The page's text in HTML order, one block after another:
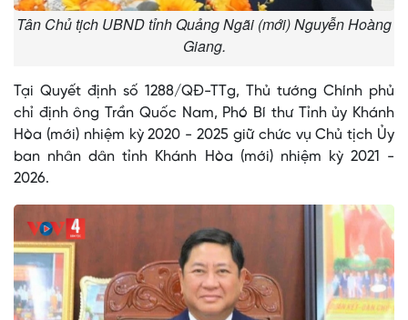
Tân Chủ tịch UBND tỉnh Quảng Ngãi (mới) Nguyễn Hoàng
Giang.
Tại Quyết định số 1288/QĐ-TTg, Thủ tướng Chính phủ
chỉ định ông Trần Quốc Nam, Phó Bí thư Tỉnh ủy Khánh
Hòa (mới) nhiệm kỳ 2020 - 2025 giữ chức vụ Chủ tịch Ủy
ban nhân dân tỉnh Khánh Hòa (mới) nhiệm kỳ 2021 -
2026.